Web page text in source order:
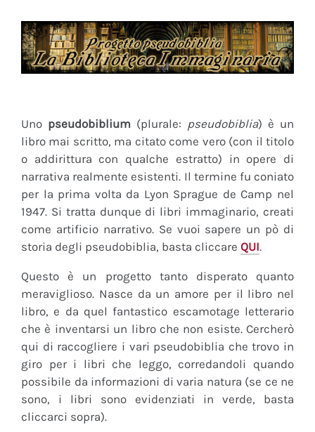
Uno pseudobiblium (plurale: pseudobiblia) è un
libro mai scritto, ma citato come vero (con il titolo
o addirittura con qualche estratto) in opere di
narrativa realmente esistenti. Il termine fu coniato
per la prima volta da Lyon Sprague de Camp nel
1947. Si tratta dunque di libri immaginario, creati
come artificio narrativo. Se vuoi sapere un pò di
storia degli pseudobiblia, basta cliccare QUI.
Questo è un progetto tanto disperato quanto
meraviglioso. Nasce da un amore per il libro nel
libro, e da quel fantastico escamotage letterario
che è inventarsi un libro che non esiste. Cercherò
qui di raccogliere i vari pseudobiblia che trovo in
giro per i libri che leggo, corredandoli quando
possibile da informazioni di varia natura (se ce ne
sono, i libri sono evidenziati in verde, basta
cliccarci sopra).